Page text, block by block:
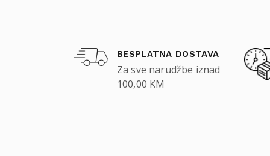
BESPLATNA DOSTAVA
Za sve narudžbe iznad
100,00 KM